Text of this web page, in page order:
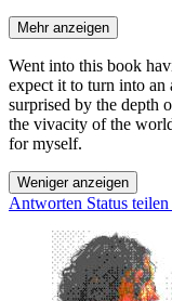
Mehr anzeigen
Went into this book
expect it to turn into an
surprised by the depth
the vivacity of the
for myself.
Weniger anzeigen
Antworten Status teilen